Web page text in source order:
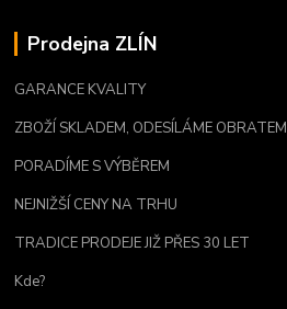
Prodejna ZLÍN
GARANCE KVALITY
ZBOŽÍ SKLADEM, ODESÍLÁME OBRATEM
PORADÍME S VÝBĚREM
NEJNIŽŠÍ CENY NA TRHU
TRADICE PRODEJE JIŽ PŘES 30 LET
Kde?